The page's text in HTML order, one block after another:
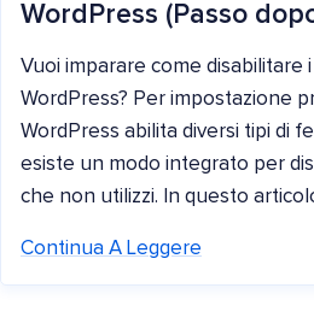
WordPress (Passo
Vuoi imparare come disabilitare
WordPress? Per impostazione
WordPress abilita diversi tipi di
esiste un modo integrato per
che non utilizzi. In questo
Continua A Leggere